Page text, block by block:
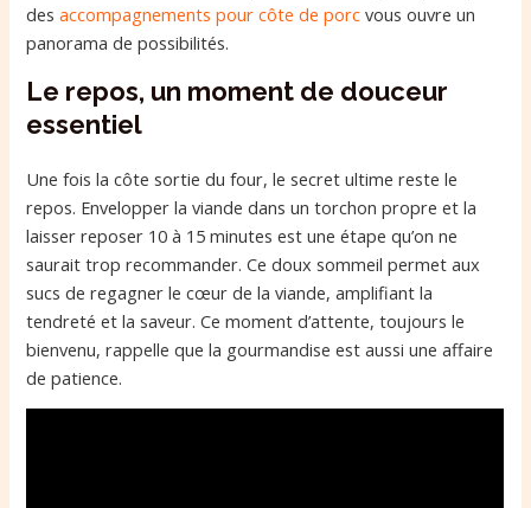
desaccompagnements pour côte de porc vous ouvre un
panorama de possibilités.
Le repos, un moment de douceur
essentiel
Une fois la côte sortie du four, le secret ultime reste le
repos. Envelopper la viande dans un torchon propre et la
laisser reposer 10 à 15 minutes est une étape qu’on ne
saurait trop recommander. Ce doux sommeil permet aux
sucs de regagner le cœur de la viande, amplifiant la
tendreté et la saveur. Ce moment d’attente, toujours le
bienvenu, rappelle que la gourmandise est aussi une affaire
de patience.